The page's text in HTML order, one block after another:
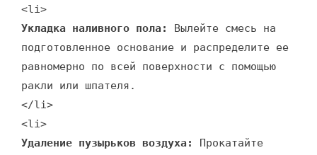
<li>
Укладка наливного пола:
Вылейте смесь на
подготовленное основание и распределите ее
равномерно по всей поверхности с помощью
ракли или шпателя.
</li>
<li>
Удаление пузырьков воздуха:
Прокатайте